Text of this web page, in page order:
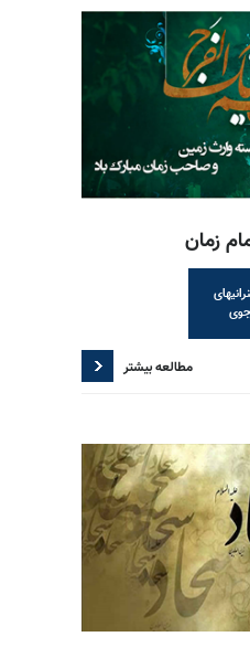
زمان
مطالعه بیشتر